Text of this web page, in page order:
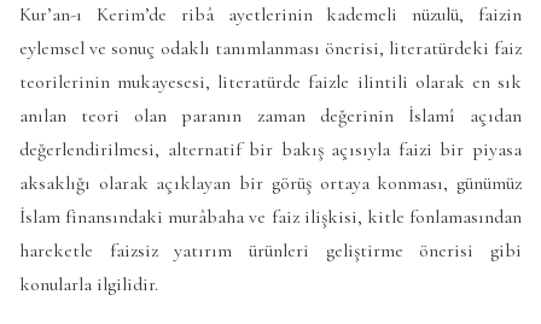
Kur’an-ı Kerim’de ribâ ayetlerinin kademeli nüzulü, faizin
eylemsel ve sonuç odaklı tanımlanması önerisi, literatürdeki faiz
teorilerinin mukayesesi, literatürde faizle ilintili olarak en sık
anılan teori olan paranın zaman değerinin İslamî açıdan
değerlendirilmesi, alternatif bir bakış açısıyla faizi bir piyasa
aksaklığı olarak açıklayan bir görüş ortaya konması, günümüz
İslam finansındaki murâbaha ve faiz ilişkisi, kitle fonlamasından
hareketle faizsiz yatırım ürünleri geliştirme önerisi gibi
konularla ilgilidir.